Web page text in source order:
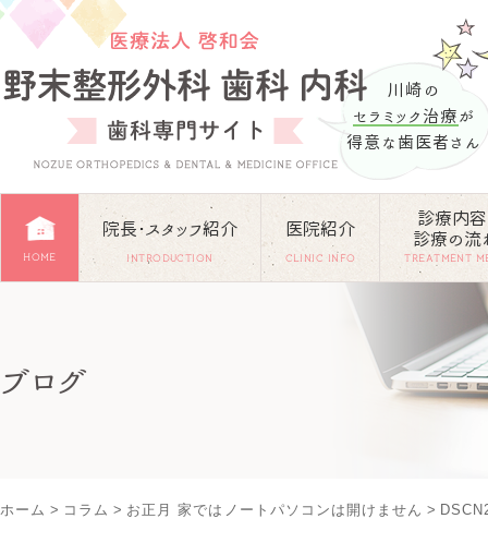
川崎の
セラミック治療 が
得意な歯医者さん
HOME
院長･スタッフ紹介
INTRODUCTION
医院紹介
CLINIC INFO
診療内
診療の流
TREATMENT
ブログ
ホーム > コラム > お正月 家ではノートパソコンは開けません >